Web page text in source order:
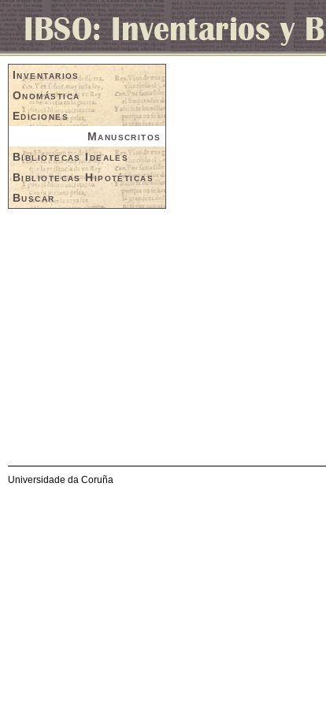
Inventarios
Onomástica
Ediciones
Manuscritos
Bibliotecas Ideales
Bibliotecas Hipotéticas
Buscar
Universidade da Coruña